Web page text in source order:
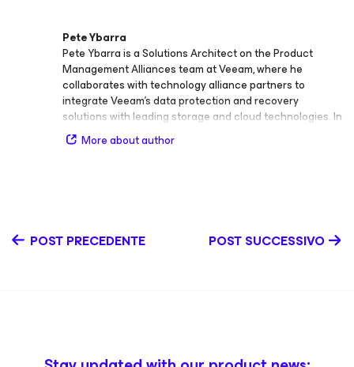
Pete Ybarra
Pete Ybarra is a Solutions Architect on the Product
Management Alliances team at Veeam, where he
collaborates with technology alliance partners to
integrate Veeam’s data protection and recovery
solutions with leading storage and cloud technologies. In
his role, Pete focuses on building strategic relationships,
driving technical integrations, and developing
several senior technical and field roles, including Field
More about author
POST PRECEDENTE POST SUCCESSIVO